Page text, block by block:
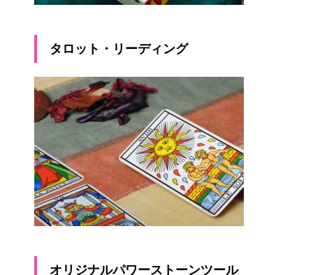
タロット・リーディング
オリジナルパワーストーンツール